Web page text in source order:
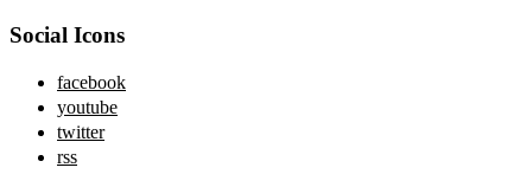
Social Icons
facebook
youtube
twitter
rss